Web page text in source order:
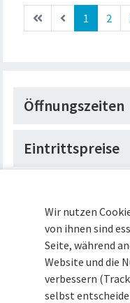
1 2
Öffnungszeiten
Eintrittspreise
Museumsshop
Mitteilung -
Wir nutzen
von ihnen sind
Seite, während
Website und die
verbessern
selbst